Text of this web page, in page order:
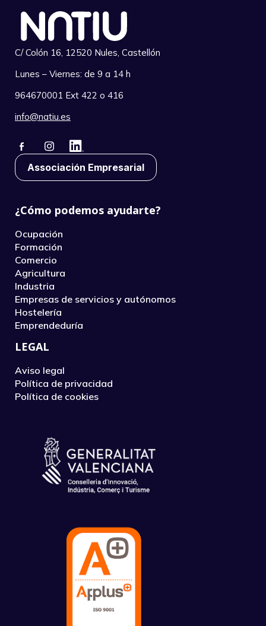
C/ Colón 16, 12520 Nules, Castellón
Lunes – Viernes: de 9 a 14 h
964670001 Ext 422 o 416
info@natiu.es
Associación Empresarial
¿Cómo podemos ayudarte?
Ocupación
Formación
Comercio
Agricultura
Industria
Empresas de servicios y autónomos
Hostelería
Emprendeduría
LEGAL
Aviso legal
Política de privacidad
Política de cookies